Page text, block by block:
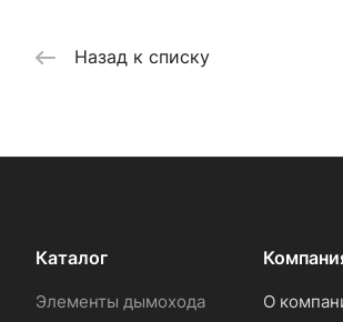
Назад к списку
Каталог
Элементы дымохода
О